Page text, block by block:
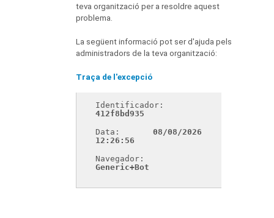
teva organització per a resoldre aquest
problema.
La següent informació pot ser d'ajuda pels
administradors de la teva organització:
Traça de l'excepció
412f8bd935
Data:
08/08/2026
12:26:56
Generic+Bot